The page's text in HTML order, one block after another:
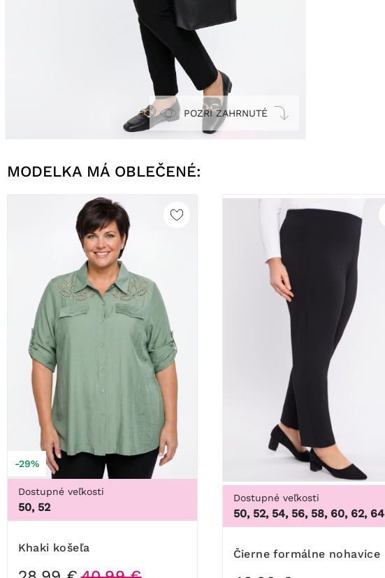
POZRI ZAHRNUTÉ
MODELKA MÁ OBLEČENÉ:
-29%
Dostupné veľkosti
50, 52
Khaki košeľa
Dostupné veľkosti
50, 52, 54, 56, 58, 60, 62, 64
Čierne formálne nohavice